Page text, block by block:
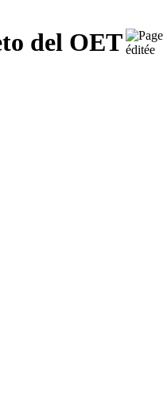
del OET